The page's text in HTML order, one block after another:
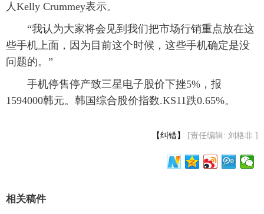
人Kelly Crummey表示。
“我认为大家将会见到我们把市场行销重点放在这
些手机上面，因为目前这个时候，这些手机确定是没
问题的。”
手机停售停产致三星电子股价下挫5%，报
1594000韩元。韩国综合股价指数.KS11跌0.65%。
【纠错】 [责任编辑: 刘格非 ]
相关稿件